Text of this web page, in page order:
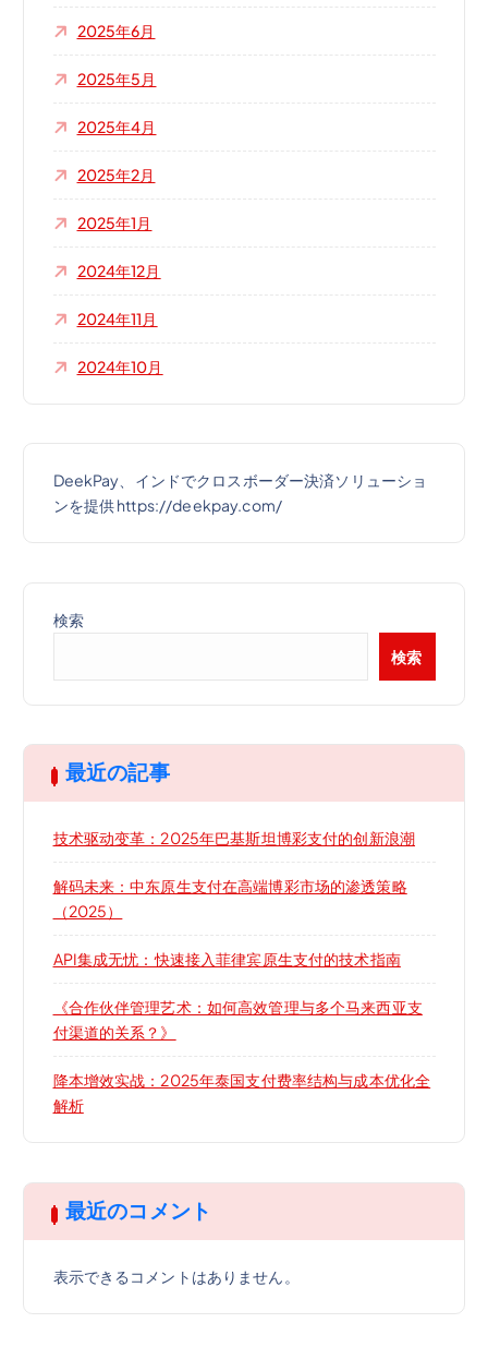
2025年6月
2025年5月
2025年4月
2025年2月
2025年1月
2024年12月
2024年11月
2024年10月
DeekPay、インドでクロスボーダー決済ソリューショ
ンを提供 https://deekpay.com/
検索
検索
最近の記事
技术驱动变革：2025年巴基斯坦博彩支付的创新浪潮
解码未来：中东原生支付在高端博彩市场的渗透策略
（2025）
API集成无忧：快速接入菲律宾原生支付的技术指南
《合作伙伴管理艺术：如何高效管理与多个马来西亚支
付渠道的关系？》
降本增效实战：2025年泰国支付费率结构与成本优化全
解析
最近のコメント
表示できるコメントはありません。